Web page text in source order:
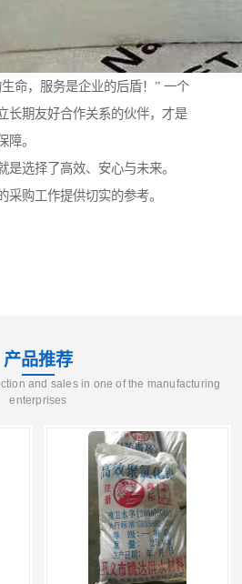
命，服务是企业的后盾！” 一个
长期友好合作关系的伙伴，才是
障。
是选择了高效、安心与未来。
采购工作提供切实的参考。
产品推荐
and sales in one of the manufacturing
enterprises